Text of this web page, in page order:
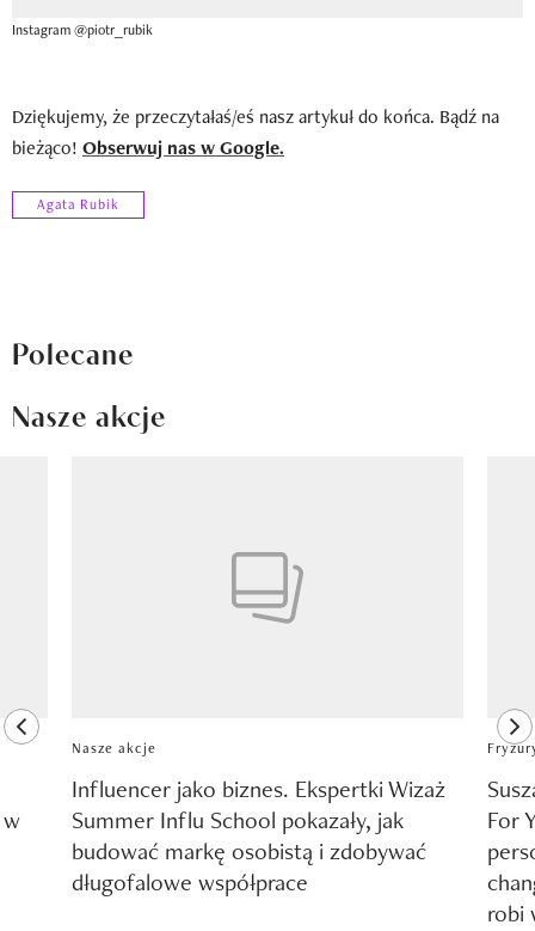
Instagram @piotr_rubik
Dziękujemy, że przeczytałaś/eś nasz artykuł do końca. Bądź na
bieżąco! Obserwuj nas w Google.
Agata Rubik
Polecane
Nasze akcje
previous element
Nasze akcje
Influencer jako biznes. Ekspertki Wizaż
Summer Influ School pokazały, jak
budować markę osobistą i zdobywać
długofalowe współprace
For
robi